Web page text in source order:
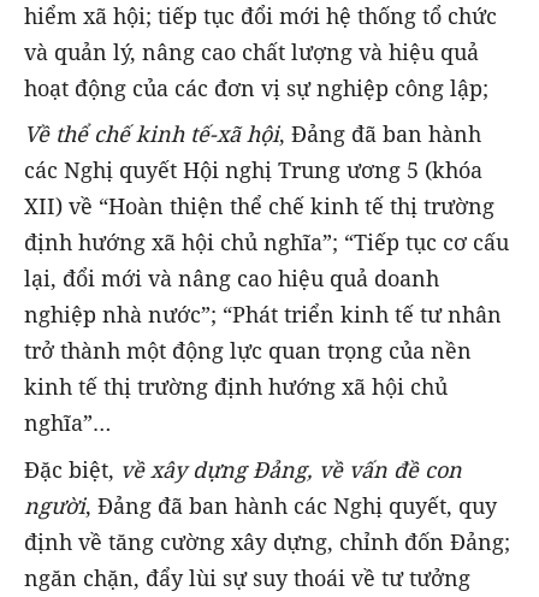
hiểm xã hội; tiếp tục đổi mới hệ thống tổ chức
và quản lý, nâng cao chất lượng và hiệu quả
hoạt động của các đơn vị sự nghiệp công lập;
Về thể chế kinh tế-xã hội, Đảng đã ban hành
các Nghị quyết Hội nghị Trung ương 5 (khóa
XII) về “Hoàn thiện thể chế kinh tế thị trường
định hướng xã hội chủ nghĩa”; “Tiếp tục cơ cấu
lại, đổi mới và nâng cao hiệu quả doanh
nghiệp nhà nước”; “Phát triển kinh tế tư nhân
trở thành một động lực quan trọng của nền
kinh tế thị trường định hướng xã hội chủ
nghĩa”…
Đặc biệt, về xây dựng Đảng, về vấn đề con
người, Đảng đã ban hành các Nghị quyết, quy
định về tăng cường xây dựng, chỉnh đốn Đảng;
ngăn chặn, đẩy lùi sự suy thoái về tư tưởng